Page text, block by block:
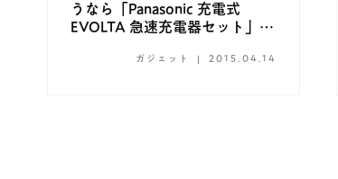
うなら「Panasonic 充電式
EVOLTA 急速充電器セット」が
ガジェット 2015.04.14